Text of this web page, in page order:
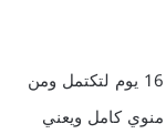
وتمر هذه العملية بعدة مراحل تستغرق حوالي 16 يوم لتكتمل ومن
كامل ويعني